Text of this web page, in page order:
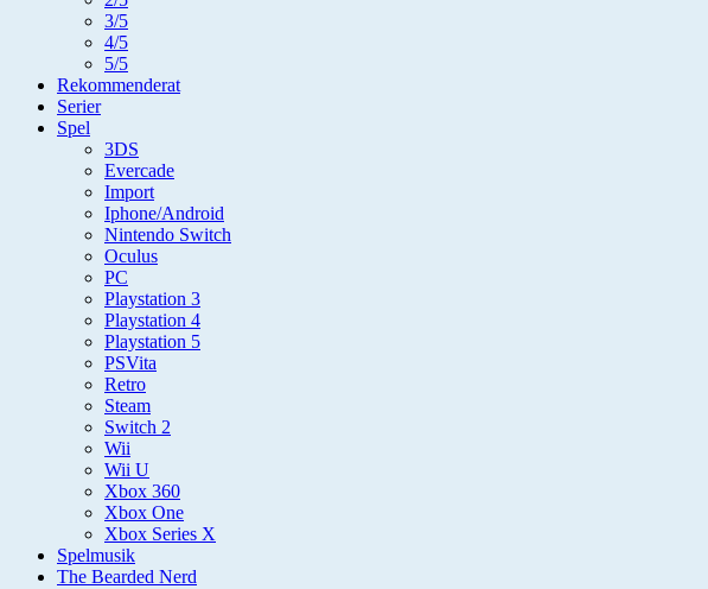
3/5
4/5
5/5
Rekommenderat
Serier
Spel
3DS
Evercade
Import
Iphone/Android
Nintendo Switch
Oculus
PC
Playstation 3
Playstation 4
Playstation 5
PSVita
Retro
Steam
Switch 2
Wii
Wii U
Xbox 360
Xbox One
Xbox Series X
Spelmusik
The Bearded Nerd